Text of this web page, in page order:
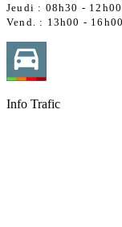
Jeudi : 08h30 - 12h00
Vend. : 13h00 - 16h00
Info Trafic